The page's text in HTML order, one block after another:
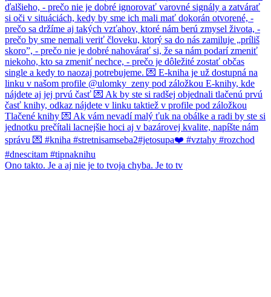
Ono takto. Je a aj nie je to tvoja chyba. Je to tv